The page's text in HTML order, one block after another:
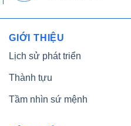
GIỚI THIỆU
Lịch sử phát triển
Thành tựu
Tầm nhìn sứ mệnh